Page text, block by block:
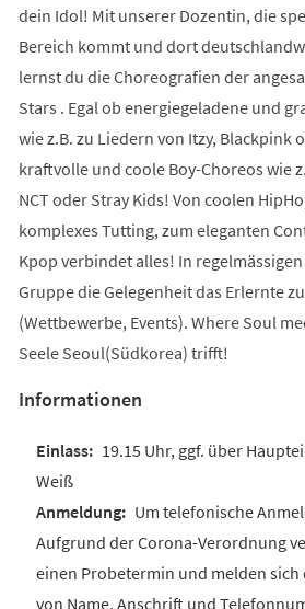
dein Idol! Mit unserer Dozentin, die
Bereich kommt und dort
lernst du die Choreografien der
Stars . Egal ob energiegeladene und
wie z.B. zu Liedern von Itzy, Blackpink
kraftvolle und coole Boy-Choreos wie
NCT oder Stray Kids! Von coolen
komplexes Tutting, zum eleganten
Kpop verbindet alles! In
Gruppe die Gelegenheit das Erlernte
(Wettbewerbe, Events). Where Soul
Seele Seoul(Südkorea) trifft!
Informationen
19.15 Uhr, ggf. über
Weiß
Um telefonische
Aufgrund der Corona-Verordnung
einen Probetermin und melden
von Name, Anschrift und